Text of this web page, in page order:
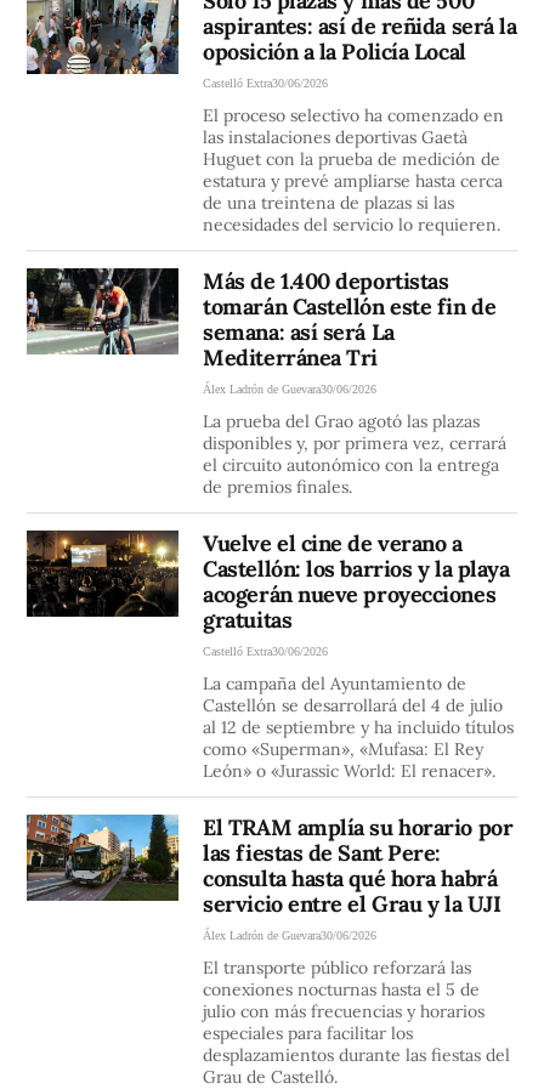
aspirantes: así de reñida será la
oposición a la Policía Local
Castelló Extra30/06/2026
El proceso selectivo ha comenzado en
las instalaciones deportivas Gaetà
Huguet con la prueba de medición de
estatura y prevé ampliarse hasta cerca
de una treintena de plazas si las
necesidades del servicio lo requieren.
Más de 1.400 deportistas
tomarán Castellón este fin de
semana: así será La
Mediterránea Tri
Álex Ladrón de Guevara30/06/2026
La prueba del Grao agotó las plazas
disponibles y, por primera vez, cerrará
el circuito autonómico con la entrega
de premios finales.
Vuelve el cine de verano a
Castellón: los barrios y la playa
acogerán nueve proyecciones
gratuitas
Castelló Extra30/06/2026
La campaña del Ayuntamiento de
Castellón se desarrollará del 4 de julio
al 12 de septiembre y ha incluido títulos
como «Superman», «Mufasa: El Rey
León» o «Jurassic World: El renacer».
El TRAM amplía su horario por
las fiestas de Sant Pere:
consulta hasta qué hora habrá
servicio entre el Grau y la UJI
Álex Ladrón de Guevara30/06/2026
El transporte público reforzará las
conexiones nocturnas hasta el 5 de
julio con más frecuencias y horarios
especiales para facilitar los
desplazamientos durante las fiestas del
Grau de Castelló.